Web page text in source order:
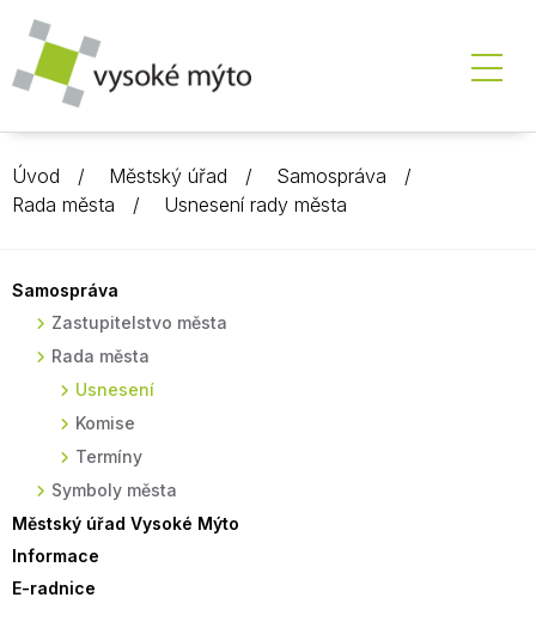
Úvod Městský úřad
Samospráva
Rada města
Usnesení rady města
Samospráva
Zastupitelstvo města
Rada města
Usnesení
Komise
Termíny
Symboly města
Městský úřad Vysoké Mýto
Informace
E-radnice